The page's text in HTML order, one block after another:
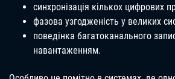
синхронізація кількох цифрових
фазова узгодженість у великих
поведінка багатоканального
навантаженням.